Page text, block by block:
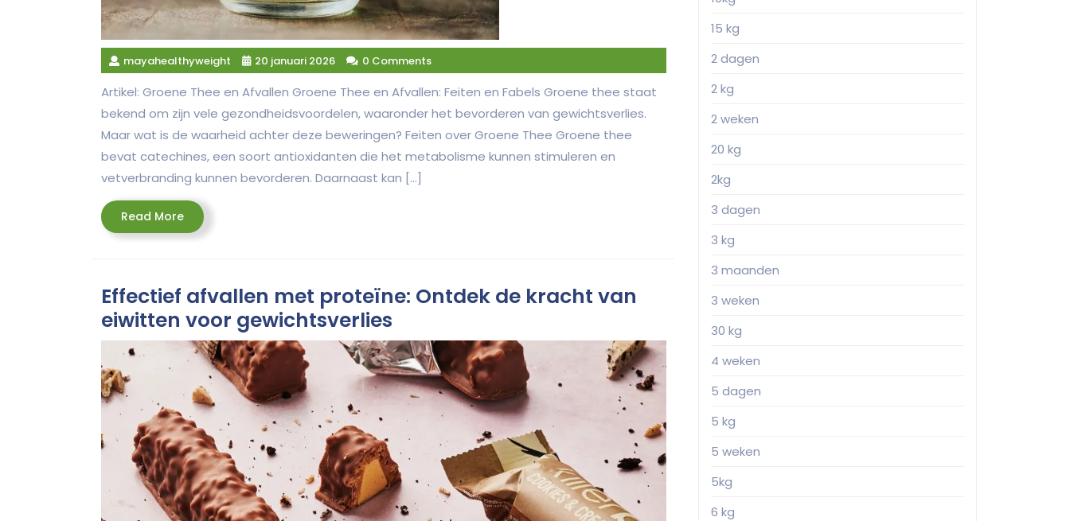
mayahealthyweight 20 januari 2026 0 Comments
Artikel: Groene Thee en Afvallen Groene Thee en Afvallen: Feiten en Fabels Groene thee staat
bekend om zijn vele gezondheidsvoordelen, waaronder het bevorderen van gewichtsverlies.
Maar wat is de waarheid achter deze beweringen? Feiten over Groene Thee Groene thee
bevat catechines, een soort antioxidanten die het metabolisme kunnen stimuleren en
vetverbranding kunnen bevorderen. Daarnaast kan […]
Read MoreRead
More
Effectief afvallen met proteïne: Ontdek de kracht van
eiwitten voor gewichtsverlies
15 kg
2 dagen
2 kg
2 weken
20 kg
2kg
3 dagen
3 kg
3 maanden
3 weken
30 kg
4 weken
5 dagen
5 kg
5 weken
5kg
6 kg